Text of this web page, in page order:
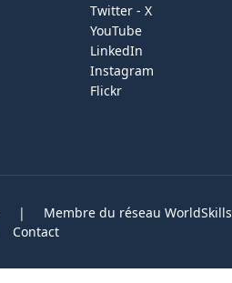
Twitter - X
YouTube
LinkedIn
Instagram
Flickr
| Membre du réseau WorldSkills
Contact